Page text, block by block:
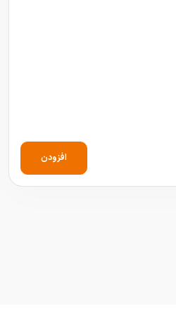
افزودن